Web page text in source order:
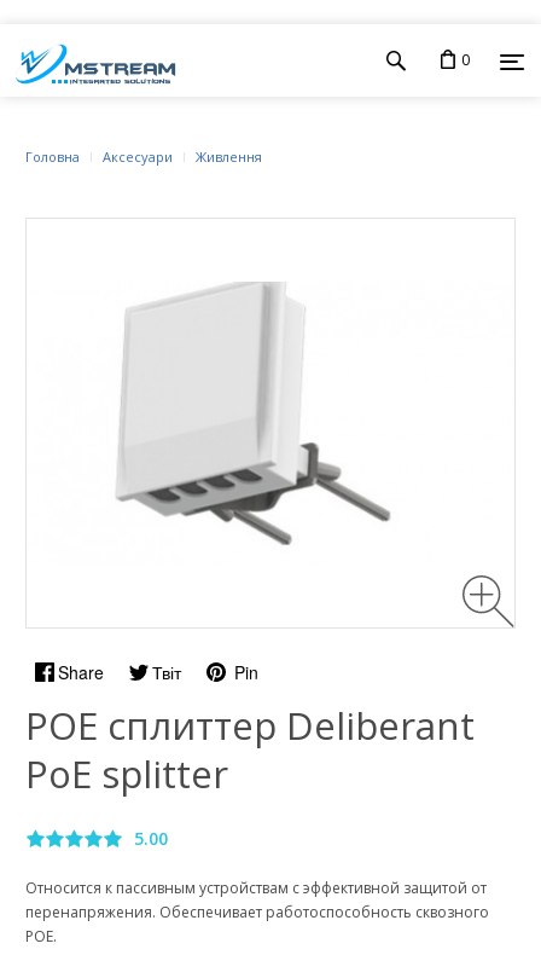
0
Головна Аксесуари Живлення
Share Твіт Pin
РОЕ сплиттер Deliberant
PoE splitter
5.00
Относится к пассивным устройствам с эффективной защитой от
перенапряжения. Обеспечивает работоспособность сквозного
POE.